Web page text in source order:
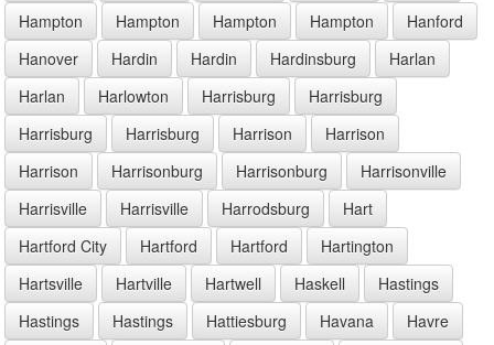
Hampton
Hampton Hampton Hampton
Hanford
Hanover
Hardin Hardin Hardinsburg
Harlan
Harlan
Harlowton Harrisburg
Harrisburg
Harrisburg
Harrisburg Harrison
Harrison
Harrison
Harrisonburg Harrisonburg
Harrisonville
Harrisville
Harrisville Harrodsburg
Hart
Hartford City
Hartford Hartford
Hartington
Hartsville
Hartville Hartwell Haskell
Hastings
Hastings
Hastings Hattiesburg Havana
Havre